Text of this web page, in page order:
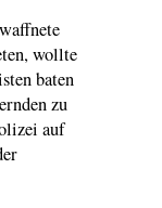
wollte
baten
zu
auf